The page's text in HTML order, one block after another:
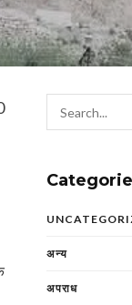
अन्य
अपराध